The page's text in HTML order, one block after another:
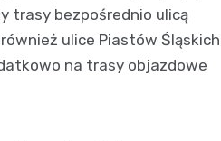
trasy bezpośrednio ulicą
ulice Piastów Śląskich
na trasy objazdowe